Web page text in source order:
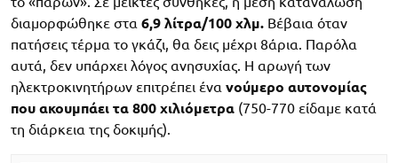
διαμορφώθηκε στα 6,9 λίτρα/100 χλμ. Βέβαια όταν
πατήσεις τέρμα το γκάζι, θα δεις μέχρι 8άρια. Παρόλα
αυτά, δεν υπάρχει λόγος ανησυχίας. Η αρωγή των
ηλεκτροκινητήρων επιτρέπει ένα νούμερο αυτονομίας
που ακουμπάει τα 800 χιλιόμετρα (750-770 είδαμε κατά
τη διάρκεια της δοκιμής).